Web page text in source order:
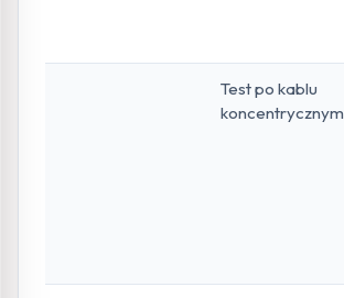
Test po kablu
koncentrycznym